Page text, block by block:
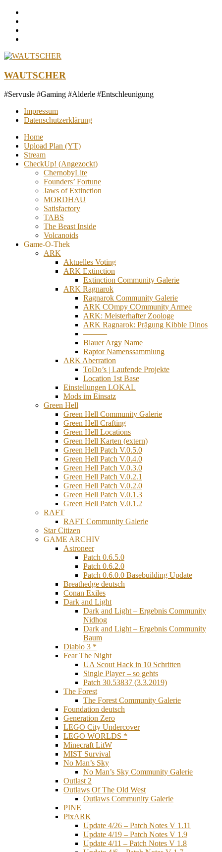
Zum
Inhalt
springen
WAUTSCHER
#Servusle #Gaming #Alderle #Entschleunigung
Impressum
Datenschutzerklärung
Home
Upload Plan (YT)
Stream
CheckUp! (Angezockt)
ChernobyLite
Founders’ Fortune
Jaws of Extinction
MORDHAU
Satisfactory
TABS
The Beast Inside
Volcanoids
Game-O-Thek
ARK
Aktuelles Voting
ARK Extinction
Extinction Community Galerie
ARK Ragnarok
Ragnarok Community Galerie
ARK COmpy COmmunity Armee
ARK: Meisterhafter Zoologe
ARK Ragnarok: Prägung Kibble Dinos
———
Blauer Argy Name
Raptor Namenssammlung
ARK Aberration
ToDo’s | Laufende Projekte
Location 1st Base
Einstellungen LOKAL
Mods im Einsatz
Green Hell
Green Hell Community Galerie
Green Hell Crafting
Green Hell Locations
Green Hell Karten (extern)
Green Hell Patch V.0.5.0
Green Hell Patch V.0.4.0
Green Hell Patch V.0.3.0
Green Hell Patch V.0.2.1
Green Hell Patch V.0.2.0
Green Hell Patch V.0.1.3
Green Hell Patch V.0.1.2
RAFT
RAFT Community Galerie
Star Citizen
GAME ARCHIV
Astroneer
Patch 0.6.5.0
Patch 0.6.2.0
Patch 0.6.0.0 Basebuilding Update
Breathedge deutsch
Conan Exiles
Dark and Light
Dark and Light – Ergebnis Community
Nidhog
Dark and Light – Ergebnis Community
Baum
Diablo 3 *
Fear The Night
UA Scout Hack in 10 Schritten
Single Player – so gehts
Patch 30.53837 (3.3.2019)
The Forest
The Forest Community Galerie
Foundation deutsch
Generation Zero
LEGO City Undercover
LEGO WORLDS *
Minecraft LitW
MIST Survival
No Man’s Sky
No Man’s Sky Community Galerie
Outlast 2
Outlaws Of The Old West
Outlaws Community Galerie
PINE
PixARK
Update 4/26 – Patch Notes V 1.11
Update 4/19 – Patch Notes V 1.9
Update 4/11 – Patch Notes V 1.8